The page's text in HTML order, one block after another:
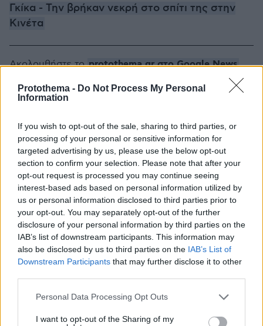
Protothema - Do Not Process My Personal
Information
If you wish to opt-out of the sale, sharing to third parties, or
processing of your personal or sensitive information for
targeted advertising by us, please use the below opt-out
section to confirm your selection. Please note that after your
opt-out request is processed you may continue seeing
interest-based ads based on personal information utilized by
us or personal information disclosed to third parties prior to
your opt-out. You may separately opt-out of the further
disclosure of your personal information by third parties on the
IAB’s list of downstream participants. This information may
also be disclosed by us to third parties on the IAB’s List of
Downstream Participants that may further disclose it to other
Please note that this website/app uses one or more Google
not limited to your visit or usage behaviour. You may click to
Personal Data Processing Opt Outs
I want to opt-out of the Sharing of my
Γκίκα - Την βρήκαν νεκρή στο σπίτι της στην
Κινέτα
Σχετικά Άρθρα
Ακολουθήστε τοprotothema.gr στο Google News
Δείτε όλες τις τελευταίες
Protothema.gr